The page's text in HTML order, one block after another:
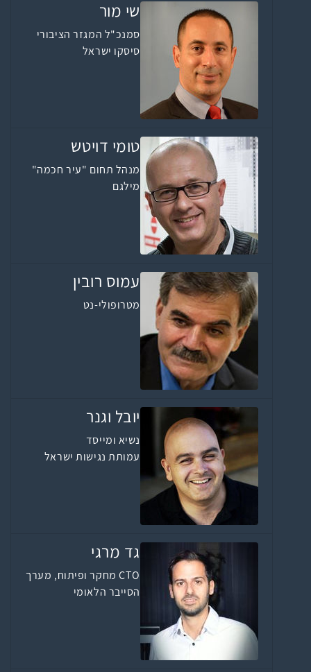
שי מור
סמנכ"ל המגזר הציבורי
סיסקו ישראל
טומי דויטש
מנהל תחום "עיר חכמה"
מילגם
עמוס רובין
מטרופולי-נט
יובל וגנר
נשיא ומייסד
עמותת נגישות ישראל
גד מרגי
CTO מחקר ופיתוח, מערך
הסייבר הלאומי